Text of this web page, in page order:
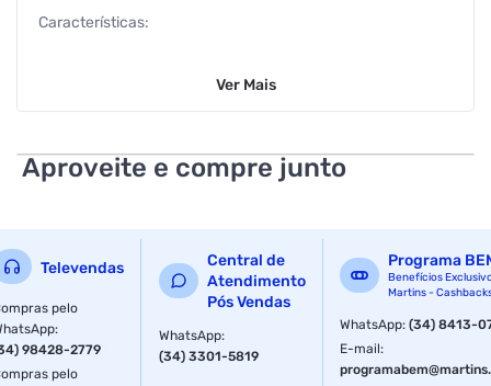
Características:
Especificações:
A Guia de Cabo 1U Alta Densidade possui 150mm de
profundidade e é um acessório padrão 19? tipo caneleta
vazada
Ver Mais
Aproveite e compre junto
Televendas
pelo
:
98428-2779
pelo
Central de
Atendimento
Pós Vendas
WhatsApp:
(34) 3301-5819
Programa
Benefícios
Martins -
WhatsApp:(34) 8413-
E-mail: